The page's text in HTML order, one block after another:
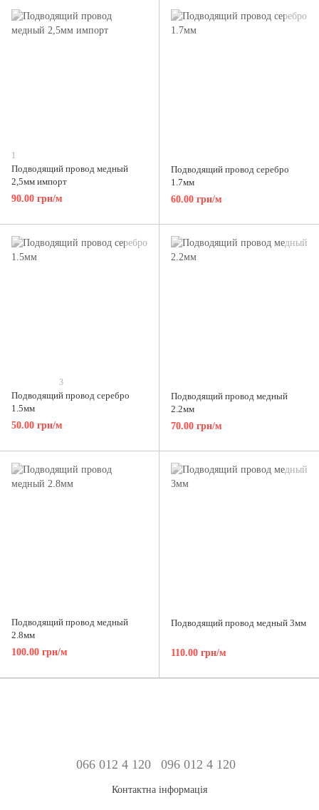
1
Подводящий провод медный
2,5мм импорт
90.00 грн/м
Подводящий провод серебро
1.7мм
60.00 грн/м
3
Подводящий провод серебро
1.5мм
50.00 грн/м
Подводящий провод медный
2.2мм
70.00 грн/м
Подводящий провод медный
2.8мм
100.00 грн/м
Подводящий провод медный 3мм
110.00 грн/м
066 012 4 120 096 012 4 120
Контактна інформація